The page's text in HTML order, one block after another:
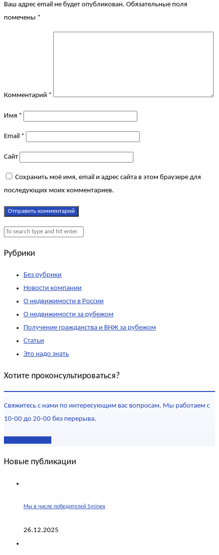
Ваш адрес email не будет опубликован. Обязательные поля
помечены *
Комментарий *
Имя *
Email *
Сайт
Сохранить моё имя, email и адрес сайта в этом браузере для
последующих моих комментариев.
Рубрики
Без рубрики
Новости компании
О недвижимости в России
О недвижимости за рубежом
Получение гражданства и ВНЖ за рубежом
Статьи
Это надо знать
Хотите проконсультироваться?
Свяжитесь с нами по интересующим вас вопросам. Мы работаем с
10-00 до 20-00 без перерыва.
Новые публикации
Мы в числе победителей Sminex
26.12.2025